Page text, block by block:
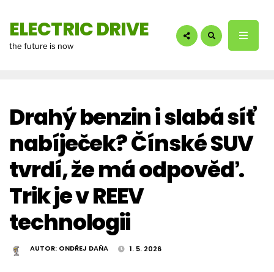
ELECTRIC DRIVE
the future is now
Drahý benzin i slabá síť
nabíječek? Čínské SUV
tvrdí, že má odpověď.
Trik je v REEV
technologii
AUTOR: ONDŘEJ DAŇA 1. 5. 2026